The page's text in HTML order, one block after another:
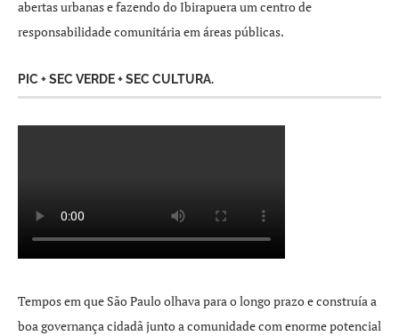
abertas urbanas e fazendo do Ibirapuera um centro de
responsabilidade comunitária em áreas públicas.
PIC + SEC VERDE + SEC CULTURA.
Tempos em que São Paulo olhava para o longo prazo e construía a
boa governança cidadã junto a comunidade com enorme potencial